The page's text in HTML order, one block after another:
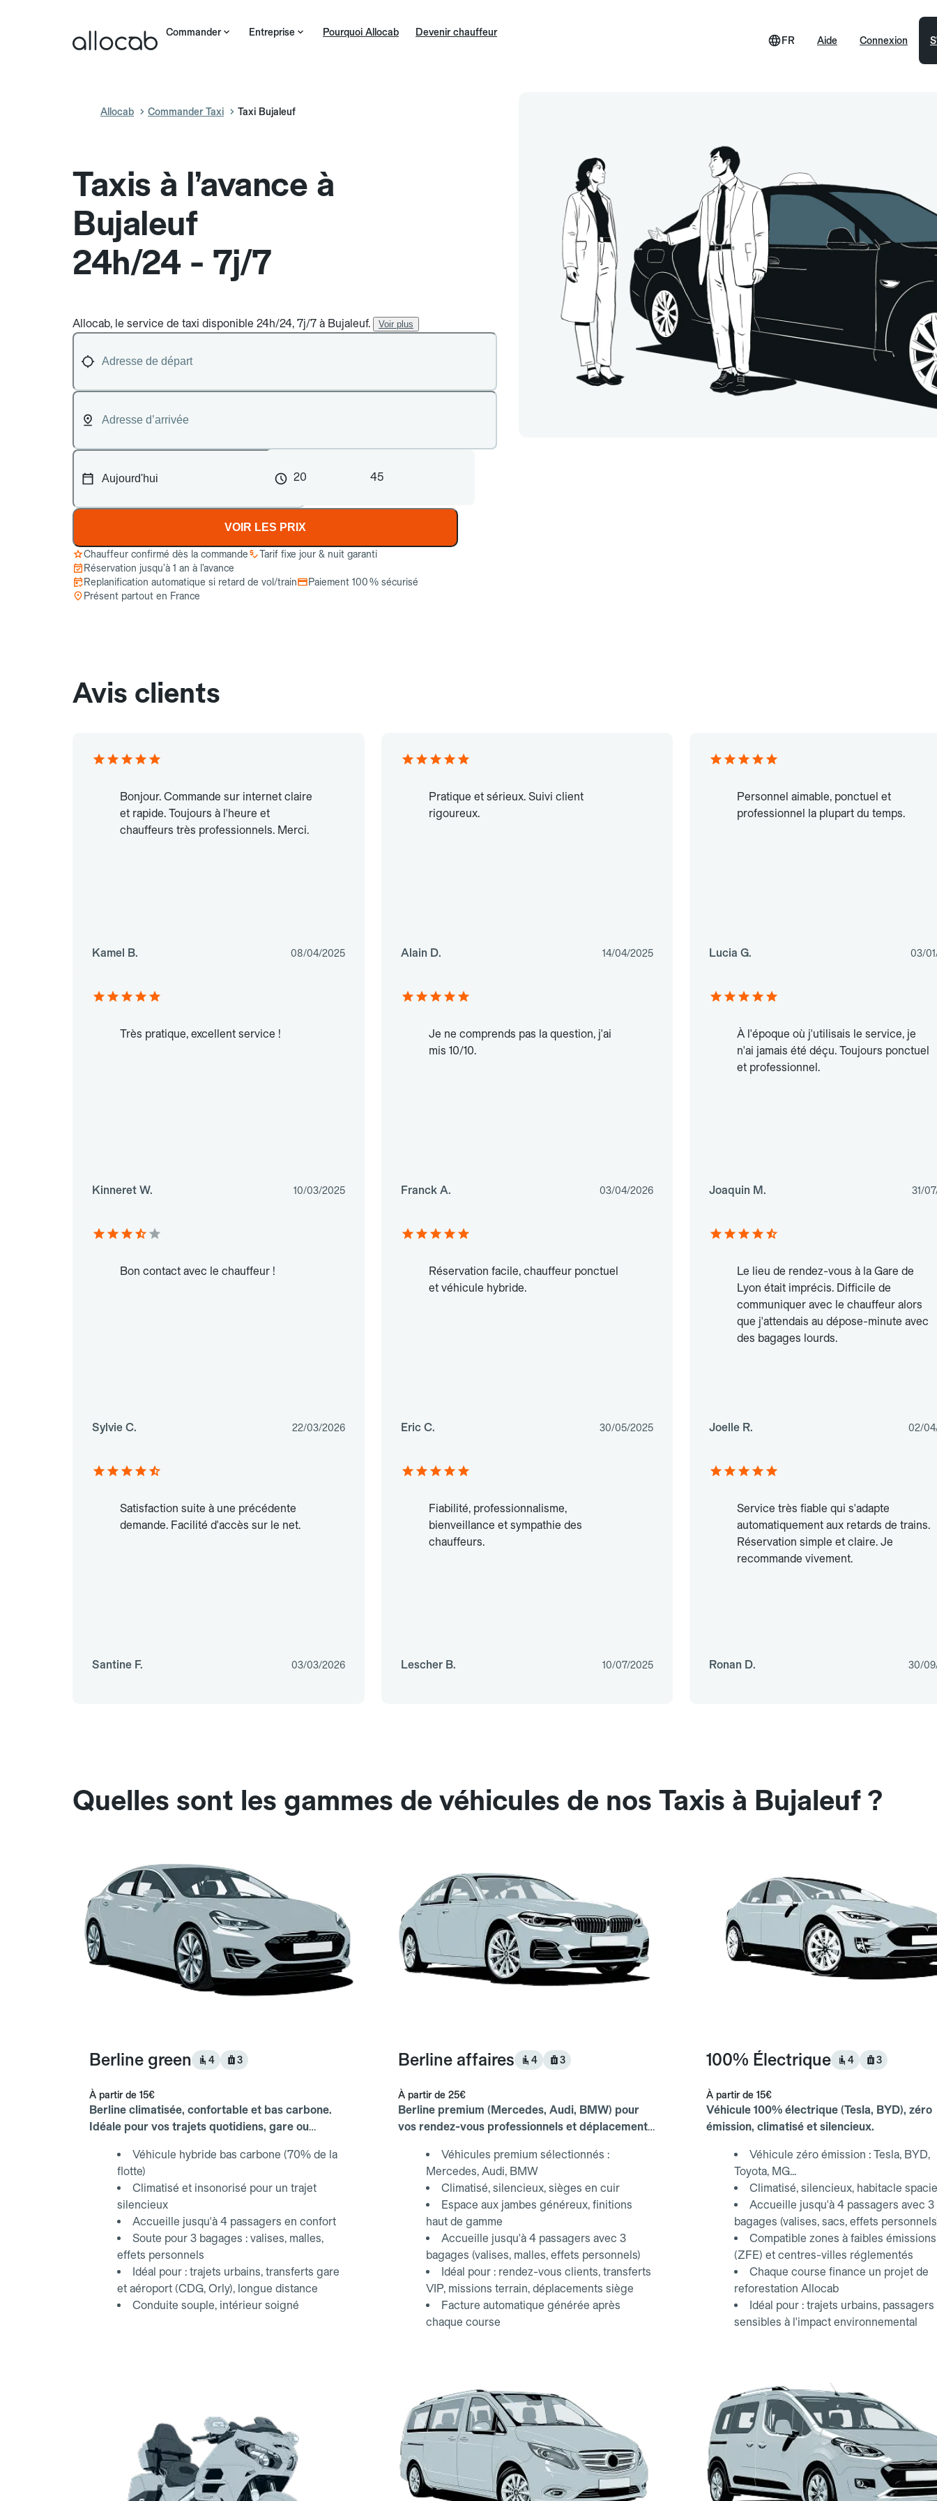
Commander Entreprise Pourquoi Allocab Devenir chauffeur
Aide
FR Connexion
Allocab Commander Taxi Taxi Bujaleuf
Taxis à l’avance à
Bujaleuf
24h/24 - 7j/7
Allocab, le service de taxi disponible 24h/24, 7j/7 à Bujaleuf. Voir plus
20 45
VOIR LES PRIX
Chauffeur confirmé dès la commande
Tarif fixe jour & nuit garanti
Réservation jusqu’à 1 an à l’avance
Replanification automatique si retard de vol/train
Paiement 100 % sécurisé
Présent partout en France
Avis clients
Bonjour. Commande sur internet claire
et rapide. Toujours à l'heure et
chauffeurs très professionnels. Merci.
Kamel B. 08/04/2025
Pratique et sérieux. Suivi client
rigoureux.
Alain D. 14/04/2025
Personnel aimable, ponctuel et
professionnel la plupart du temps.
Lucia G. 03/
Très pratique, excellent service !
Kinneret W. 10/03/2025
Je ne comprends pas la question, j'ai
mis 10/10.
Franck A. 03/04/2026
À l'époque où j'utilisais le service, je
n'ai jamais été déçu. Toujours ponctuel
et professionnel.
Joaquin M. 31/
Bon contact avec le chauffeur !
Sylvie C. 22/03/2026
Réservation facile, chauffeur ponctuel
et véhicule hybride.
Eric C. 30/05/2025
Le lieu de rendez-vous à la Gare de
Lyon était imprécis. Difficile de
communiquer avec le chauffeur alors
que j'attendais au dépose-minute avec
des bagages lourds.
Joelle R. 02/
Satisfaction suite à une précédente
demande. Facilité d'accès sur le net.
Santine F. 03/03/2026
Fiabilité, professionnalisme,
bienveillance et sympathie des
chauffeurs.
Lescher B. 10/07/2025
Service très fiable qui s'adapte
automatiquement aux retards de trains.
Réservation simple et claire. Je
recommande vivement.
Ronan D. 30/
Quelles sont les gammes de véhicules de nos Taxis à Bujaleuf ?
Berline green 4 3
À partir de 15€
Berline climatisée, confortable et bas carbone.
Idéale pour vos trajets quotidiens, gare ou
Véhicule hybride bas carbone (70% de la
flotte)
Climatisé et insonorisé pour un trajet
silencieux
Accueille jusqu'à 4 passagers en confort
Soute pour 3 bagages : valises, malles,
effets personnels
Idéal pour : trajets urbains, transferts gare
et aéroport (CDG, Orly), longue distance
Conduite souple, intérieur soigné
Berline affaires 4 3
À partir de 25€
Berline premium (Mercedes, Audi, BMW) pour
vos rendez-vous professionnels et déplacements
Véhicules premium sélectionnés :
Mercedes, Audi, BMW
Climatisé, silencieux, sièges en cuir
Espace aux jambes généreux, finitions
haut de gamme
Accueille jusqu'à 4 passagers avec 3
bagages (valises, malles, effets personnels)
Idéal pour : rendez-vous clients, transferts
VIP, missions terrain, déplacements siège
Facture automatique générée après
chaque course
100% Électrique 4 3
À partir de 15€
Véhicule 100% électrique (Tesla, BYD), zéro
émission, climatisé et silencieux.
Véhicule zéro émission : Tesla, BYD,
Toyota, MG...
Climatisé, silencieux, habitacle
Accueille jusqu'à 4 passagers avec 3
bagages (valises, sacs, effets
Compatible zones à faibles émissions
(ZFE) et centres-villes réglementés
Chaque course finance un projet de
reforestation Allocab
Idéal pour : trajets urbains, passagers
sensibles à l'impact environnemental